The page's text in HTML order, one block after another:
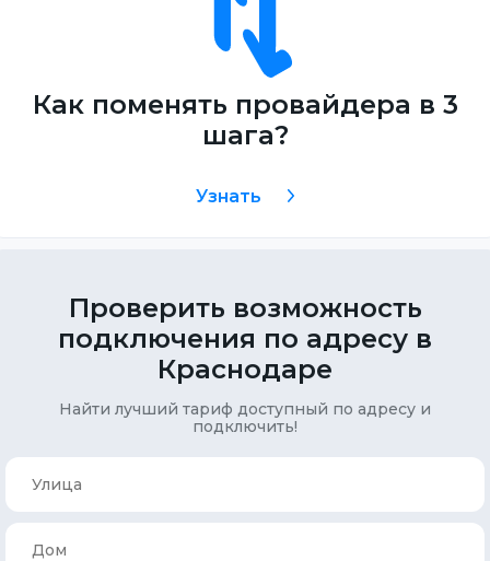
Как поменять провайдера в 3
шага?
Узнать
Проверить возможность
подключения по адресу в
Краснодаре
Найти лучший тариф доступный по адресу и
подключить!